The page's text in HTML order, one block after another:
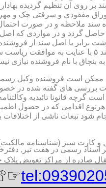
بر روی آن تنظیم گردیده
مفقودی و سرقتی چک و
سند ملاحظه و در صورت
گردد و در مواردی که اصل
برابر با اصل سند از
گردد ، تنها در مورد بند ۵ با عنایت به
به بنچاق با نام فروشنده نیازی
ممکن است فروشنده وکیل
بررسی های گفته شده در
گرچه قانونا تائیدیه
هرنوع اقدامی که در حصول
شود تبعات ناشی از اختلافات
صادره از مراکز تعویض
اعم از نوع ، سیستم ، مدل ،
اسناد رسمی در هفت تیر,